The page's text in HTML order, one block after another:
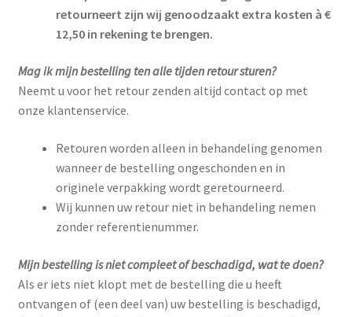
retourneert zijn wij genoodzaakt extra kosten à €
12,50 in rekening te brengen.
Mag ik mijn bestelling ten alle tijden retour sturen?
Neemt u voor het retour zenden altijd contact op met
onze klantenservice.
Retouren worden alleen in behandeling genomen
wanneer de bestelling ongeschonden en in
originele verpakking wordt geretourneerd.
Wij kunnen uw retour niet in behandeling nemen
zonder referentienummer.
Mijn bestelling is niet compleet of beschadigd, wat te doen?
Als er iets niet klopt met de bestelling die u heeft
ontvangen of (een deel van) uw bestelling is beschadigd,